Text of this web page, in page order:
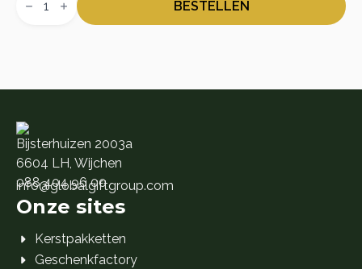
Cadeaukaart
BESTELLEN
Bijsterhuizen 2003a
6604 LH, Wijchen
088 404 96 00
info@globalgiftgroup.com
Onze sites
Kerstpakketten
Geschenkfactory